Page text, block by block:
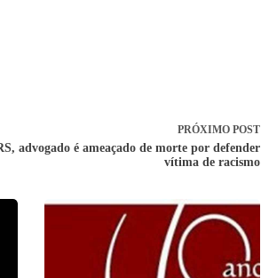
PRÓXIMO POST
advogado é ameaçado de morte por defender
vítima de racismo